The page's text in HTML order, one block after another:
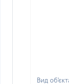
Вид